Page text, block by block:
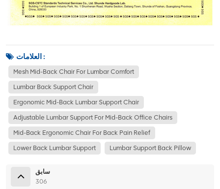
العلامات :
Mesh Mid-Back Chair For Lumbar Comfort
Lumbar Back Support Chair
Ergonomic Mid-Back Lumbar Support Chair
Adjustable Lumbar Support For Mid-Back Office Chairs
Mid-Back Ergonomic Chair For Back Pain Relief
Lower Back Lumbar Support Lumbar Support Back Pillow
سابق
306